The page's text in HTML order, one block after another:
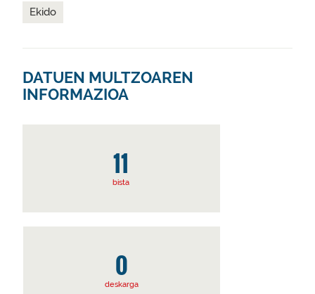
Ekido
DATUEN MULTZOAREN
INFORMAZIOA
11
bista
0
deskarga